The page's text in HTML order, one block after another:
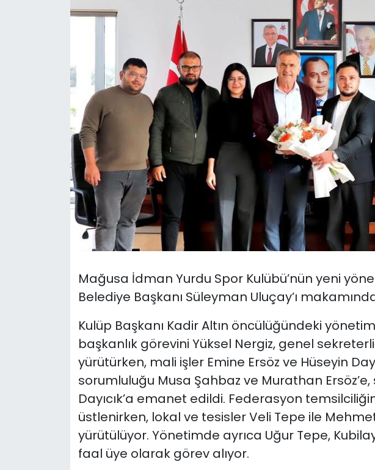
Mağusa İdman Yurdu Spor Kulübü’nün yeni
Belediye Başkanı Süleyman Uluçay’ı
Kulüp Başkanı Kadir Altın öncülüğündeki
başkanlık görevini Yüksel Nergiz, genel
yürütürken, mali işler Emine Ersöz ve Hüseyin
sorumluluğu Musa Şahbaz ve Murathan Ersöz’e,
Dayıcık’a emanet edildi. Federasyon
üstlenirken, lokal ve tesisler Veli Tepe ile
yürütülüyor. Yönetimde ayrıca Uğur Tepe,
faal üye olarak görev alıyor.
Gündem
KKTC YEREL SEÇİM 2018
Kültür Sanat
Magazin
Nöbetçi Eczaneler
Otomobil Dünyası
Teknoloji
Video Galeri